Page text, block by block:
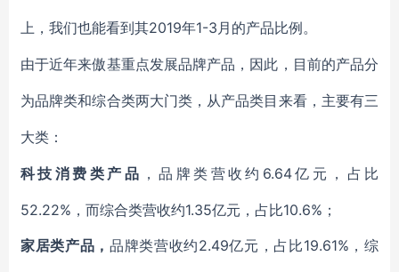
上，我们也能看到其2019年1-3月的产品比例。
由于近年来傲基重点发展品牌产品，因此，目前的产品分
为品牌类和综合类两大门类，从产品类目来看，主要有三
大类：
科技消费类产品 ，品牌类营收约 6.64亿元，占比
52.22%，而综合类营收约1.35亿元，占比10.6%；
家居类产品， 品牌类营收约2.49亿元，占比19.61%，综